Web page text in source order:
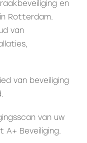
en
Rotterdam.
van
van beveiliging
van uw
A+ Beveiliging.